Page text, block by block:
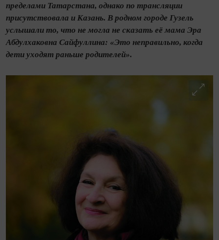
пределами Татарстана, однако по трансляции
присутствовала и Казань. В родном городе Гузель
услышали то, что не могла не сказать её мама Эра
Абдулхаковна Сайфуллина: «Это неправильно, когда
дети уходят раньше родителей».